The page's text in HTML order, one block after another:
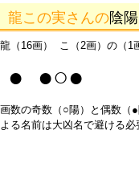
龍この実さんの陰陽
龍（16画） こ（2画）の（1
● ●○●
画数の奇数（○陽）と偶数（
よる名前は大凶名で避ける必